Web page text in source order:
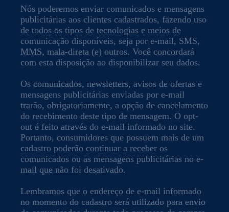
Nós poderemos enviar comunicados e mensagens
publicitárias aos clientes cadastrados, fazendo uso
de todos os tipos de tecnologias e meios de
comunicação disponíveis, seja por e-mail, SMS,
MMS, mala-direta (e) outros. Você concordará
com esta disposição ao disponibilizar seu dados.
Os comunicados, newsletters, avisos de ofertas e
mensagens publicitárias enviadas por e-mail
trarão, obrigatoriamente, a opção de cancelamento
do recebimento deste tipo de mensagem. O opt-
out é feito através do e-mail informado no site.
Portanto, consumidores que possuem mais de um
cadastro poderão continuar a receber os
comunicados ou as mensagens publicitárias no e-
mail que não foi desativado.
Lembramos que o endereço de e-mail informado
no momento do cadastro será utilizado para envio